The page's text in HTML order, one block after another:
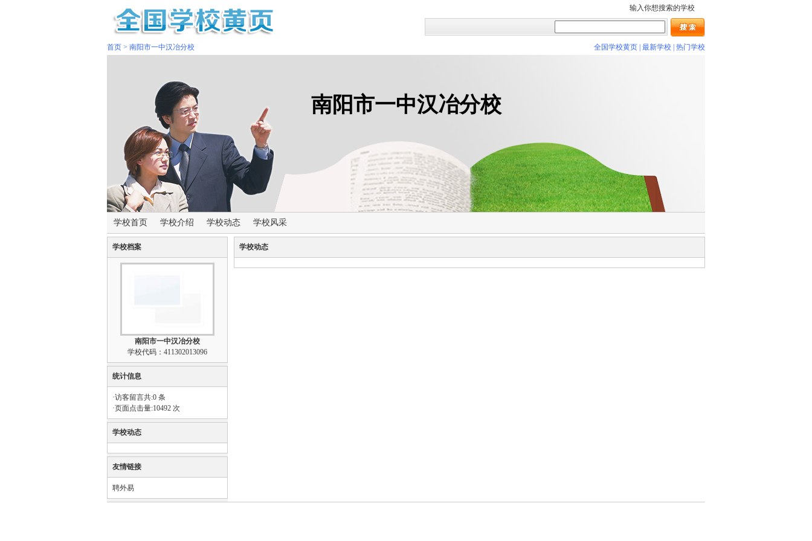
输入你想搜索的学校
首页 > 南阳市一中汉冶分校 全国学校黄页 最新学校 热门学校
南阳市一中汉冶分校
学校首页 学校介绍 学校动态 学校风采
学校档案
南阳市一中汉冶分校
学校代码：411302013096
统计信息
·访客留言共:0 条
·页面点击量:10492 次
学校动态
友情链接
聘外易
学校动态